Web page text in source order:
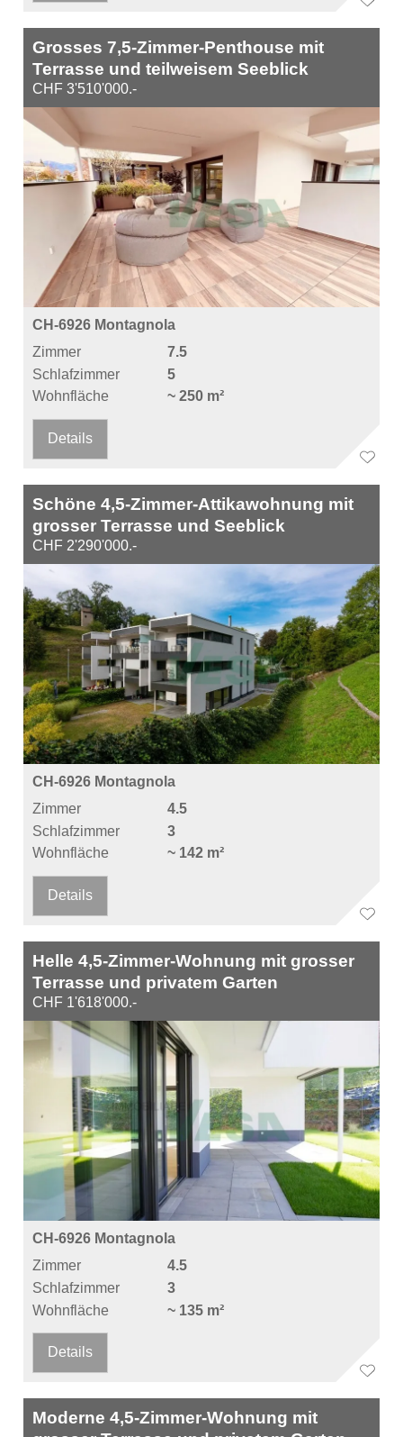
Grosses 7,5-Zimmer-Penthouse mit
Terrasse und teilweisem Seeblick
CHF 3'510'000.-
CH-6926 Montagnola
Zimmer
7.5
Schlafzimmer
5
Wohnfläche
~ 250 m²
Details
Schöne 4,5-Zimmer-Attikawohnung mit
grosser Terrasse und Seeblick
CHF 2'290'000.-
CH-6926 Montagnola
Zimmer
4.5
Schlafzimmer
3
Wohnfläche
~ 142 m²
Details
Helle 4,5-Zimmer-Wohnung mit grosser
Terrasse und privatem Garten
CHF 1'618'000.-
CH-6926 Montagnola
Zimmer
4.5
Schlafzimmer
3
Wohnfläche
~ 135 m²
Details
Moderne 4,5-Zimmer-Wohnung mit